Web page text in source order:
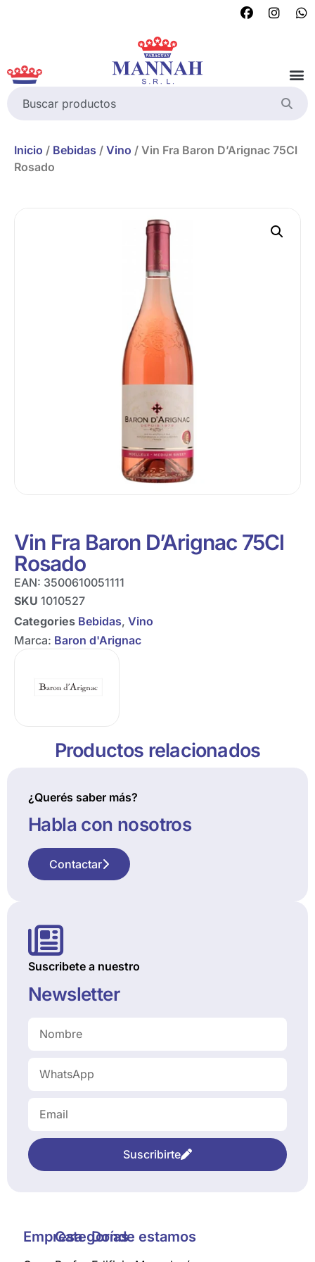
Inicio / Bebidas / Vino / Vin Fra Baron D’Arignac 75Cl
Rosado
Vin Fra Baron D’Arignac 75Cl
Rosado
EAN: 3500610051111
SKU 1010527
Categories Bebidas, Vino
Marca: Baron d'Arignac
Productos relacionados
¿Querés saber más?
Habla con nosotros
Contactar
Suscribete a nuestro
Newsletter
Suscribirte
EmpresaCategoríasDonde estamos